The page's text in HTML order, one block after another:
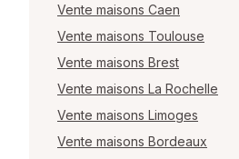
Vente maisons Caen
Vente maisons Toulouse
Vente maisons Brest
Vente maisons La Rochelle
Vente maisons Limoges
Vente maisons Bordeaux